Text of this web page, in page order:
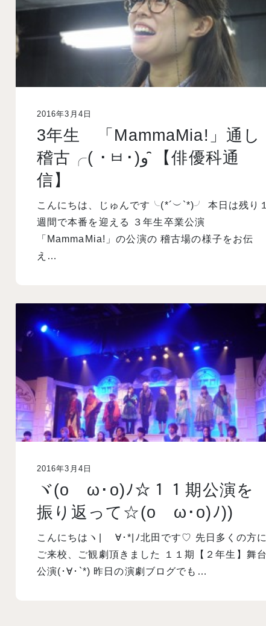
2016年3月4日
3年生 「MammaMia!」通し
稽古╭( ･ㅂ･)و ̑̑【俳優科通
信】
こんにちは、じゅんです╰(*´︶`*)╯ 本日は残り１
週間で本番を迎える ３年生卒業公演
「MammaMia!」の公演の 稽古場の様子をお伝
え…
2016年3月4日
ヾ(oゝω･o)ﾉ☆１１期公演を
振り返って☆(oゝω･o)ﾉ))
こんにちはヽ| ゝ∀･*|ﾉ北田です♡ 先日多くの方に
ご来校、ご観劇頂きました １１期【２年生】舞台
公演(･∀･`*) 昨日の演劇ブログでも…